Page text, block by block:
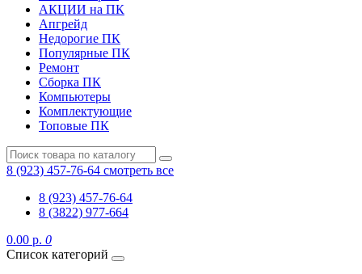
АКЦИИ на ПК
Апгрейд
Недорогие ПК
Популярные ПК
Ремонт
Сборка ПК
Компьютеры
Комплектующие
Топовые ПК
8 (923) 457-76-64 смотреть все
8 (923) 457-76-64
8 (3822) 977-664
0.00 р. 0
Список категорий